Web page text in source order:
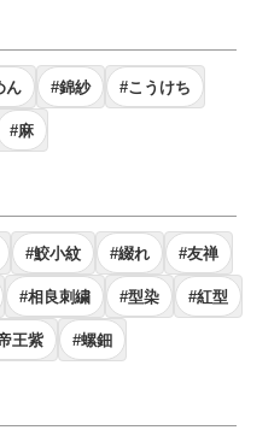
ん #錦紗 #こうけち
#麻
#鮫小紋 #綴れ #友禅
#相良刺繍 #型染 #紅型
王紫 #螺鈿